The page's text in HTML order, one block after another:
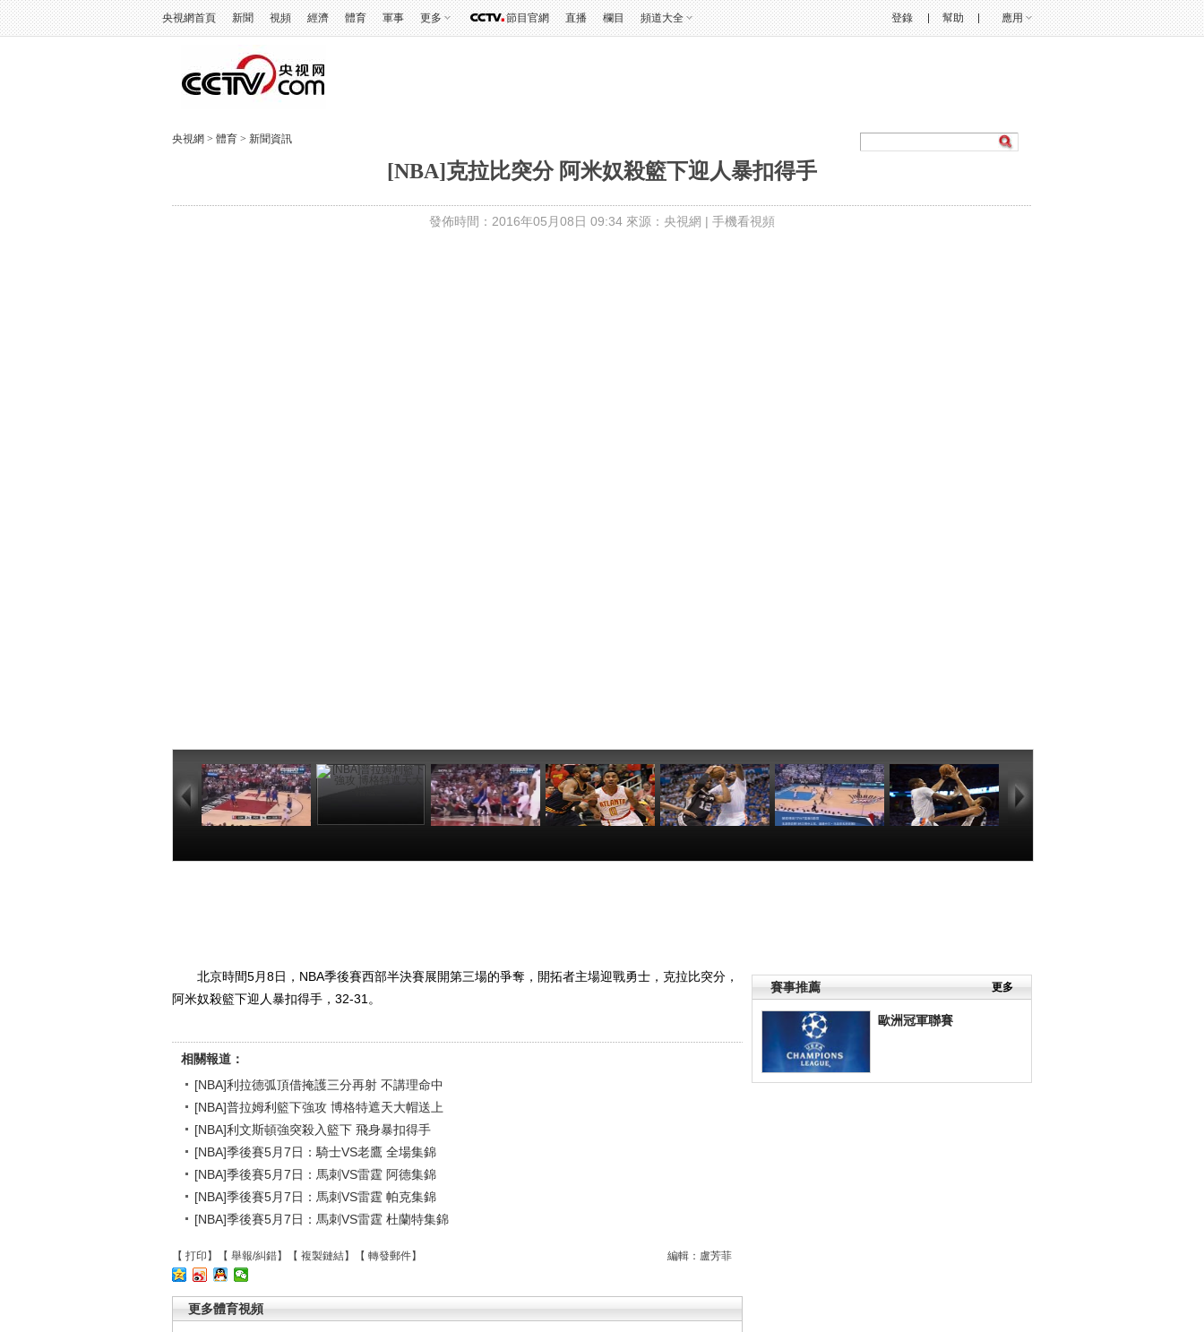
央視網首頁 新聞 視頻 經濟 體育 軍事 更多 節目官網 直播 欄目 頻道大全 幫助 應用
登錄
央視網 > 體育 > 新聞資訊
[NBA]克拉比突分 阿米奴殺籃下迎人暴扣得手
發佈時間：2016年05月08日 09:34 來源：央視網 | 手機看視頻
不講理命中
天大帽送上
暴扣得手
全場集錦
阿德集錦
帕克集錦
杜蘭特集錦
賽事推薦 更多
歐洲冠軍聯賽
北京時間5月8日，NBA季後賽西部半決賽展開第三場的爭奪，開拓者主場迎戰勇士，克拉比突分，
阿米奴殺籃下迎人暴扣得手，32-31。
相關報道：
[NBA]利拉德弧頂借掩護三分再射 不講理命中
[NBA]普拉姆利籃下強攻 博格特遮天大帽送上
[NBA]利文斯頓強突殺入籃下 飛身暴扣得手
[NBA]季後賽5月7日：騎士VS老鷹 全場集錦
[NBA]季後賽5月7日：馬刺VS雷霆 阿德集錦
[NBA]季後賽5月7日：馬刺VS雷霆 帕克集錦
[NBA]季後賽5月7日：馬刺VS雷霆 杜蘭特集錦
編輯：盧芳菲
【 打印 】【 舉報/糾錯】【 複製鏈結】【 轉發郵件】
更多體育視頻